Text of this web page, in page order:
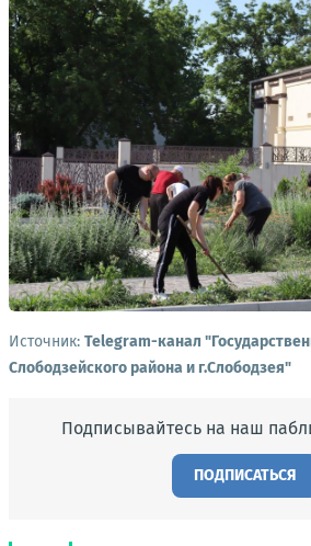
Источник: Telegram-канал
Слободзейского района и г.Слободзея"
Подписывайтесь на наш
ПОДПИСАТЬСЯ